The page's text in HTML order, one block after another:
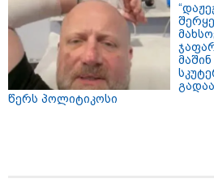
"Soos! ამ
წერს პოლიტიკოსი